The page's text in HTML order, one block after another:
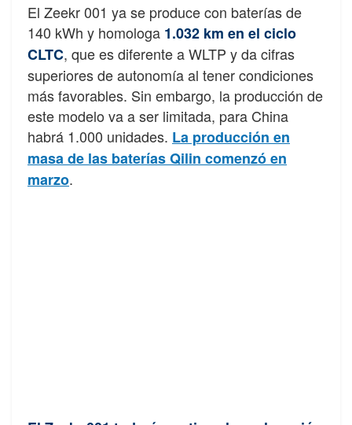
El Zeekr 001 ya se produce con baterías de
140 kWh y homologa 1.032 km en el ciclo
CLTC, que es diferente a WLTP y da cifras
superiores de autonomía al tener condiciones
más favorables. Sin embargo, la producción de
este modelo va a ser limitada, para China
habrá 1.000 unidades. La producción en
masa de las baterías Qilin comenzó en
marzo.